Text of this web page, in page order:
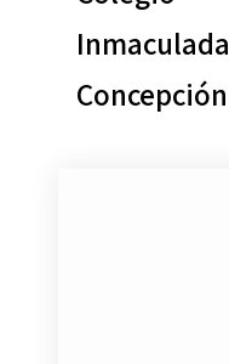
Inmaculada
Concepción